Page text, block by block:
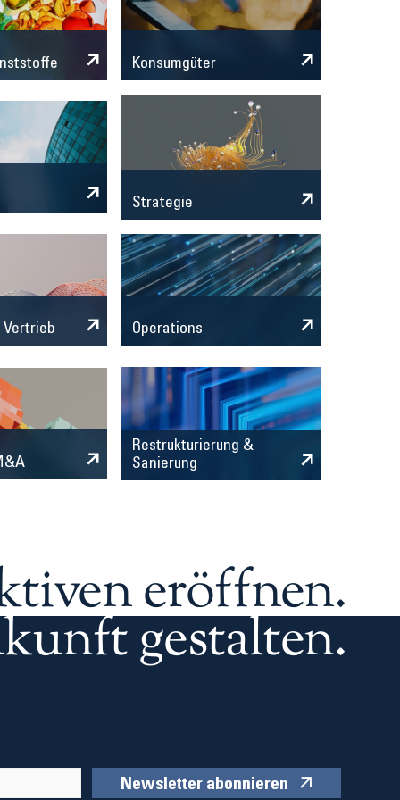
Konsumgüter
Strategie
Operations
Restrukturierung &
Sanierung
Newsletter abonnieren
eröffnen.
gestalten.